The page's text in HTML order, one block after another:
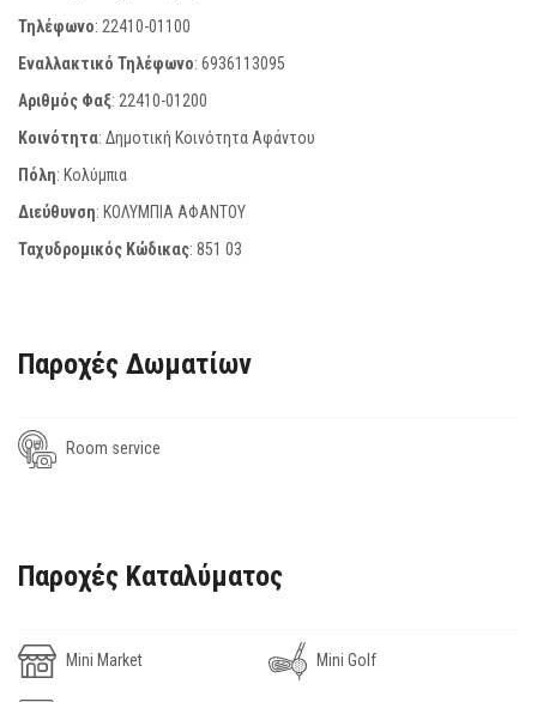
Τηλέφωνο: 22410-01100
Εναλλακτικό Τηλέφωνο: 6936113095
Αριθμός Φαξ: 22410-01200
Κοινότητα: Δημοτική Κοινότητα Αφάντου
Πόλη: Κολύμπια
Διεύθυνση: ΚΟΛΥΜΠΙΑ ΑΦΑΝΤΟΥ
Ταχυδρομικός Κώδικας: 851 03
Παροχές Δωματίων
Room service
Παροχές Καταλύματος
Mini Market Mini Golf